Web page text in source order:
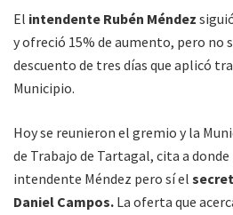
El intendente Rubén Méndez
y ofreció 15% de aumento, pero no
descuento de tres días que aplicó
Municipio.
Hoy se reunieron el gremio y la
de Trabajo de Tartagal, cita a
intendente Méndez pero sí el
Daniel Campos. La oferta que